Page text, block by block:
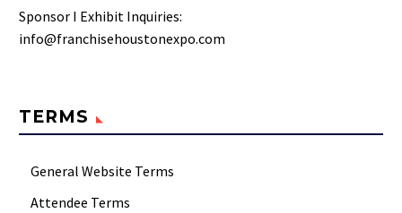
Sponsor I Exhibit Inquiries:
info@franchisehoustonexpo.com
TERMS
General Website Terms
Attendee Terms